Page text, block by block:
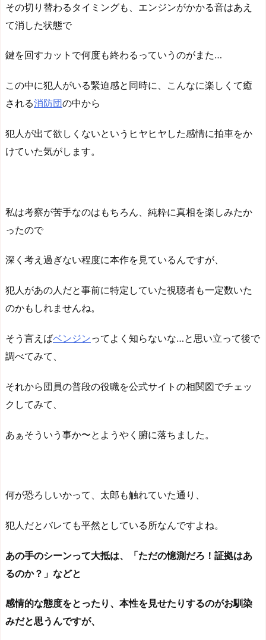
その切り替わるタイミングも、エンジンがかかる音はあえ
て消した状態で
鍵を回すカットで何度も終わるっていうのがまた…
この中に犯人がいる緊迫感と同時に、こんなに楽しくて癒
される消防団の中から
犯人が出て欲しくないというヒヤヒヤした感情に拍車をか
けていた気がします。
私は考察が苦手なのはもちろん、純粋に真相を楽しみたか
ったので
深く考え過ぎない程度に本作を見ているんですが、
犯人があの人だと事前に特定していた視聴者も一定数いた
のかもしれませんね。
そう言えばベンジンってよく知らないな…と思い立って後で
調べてみて、
それから団員の普段の役職を公式サイトの相関図でチェッ
クしてみて、
あぁそういう事か〜とようやく腑に落ちました。
何が恐ろしいかって、太郎も触れていた通り、
犯人だとバレても平然としている所なんですよね。
あの手のシーンって大抵は、「ただの憶測だろ！証拠はあ
るのか？」などと
感情的な態度をとったり、本性を見せたりするのがお馴染
みだと思うんですが、